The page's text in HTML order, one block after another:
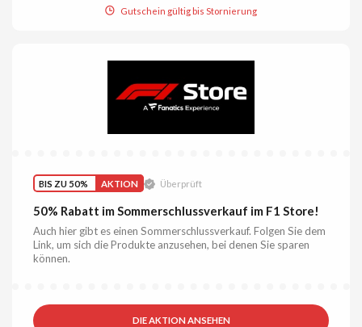
Gutschein gültig bis Stornierung
BIS ZU 50% AKTION Überprüft
50% Rabatt im Sommerschlussverkauf im F1 Store!
Auch hier gibt es einen Sommerschlussverkauf. Folgen Sie dem
Link, um sich die Produkte anzusehen, bei denen Sie sparen
können.
DIE AKTION ANSEHEN